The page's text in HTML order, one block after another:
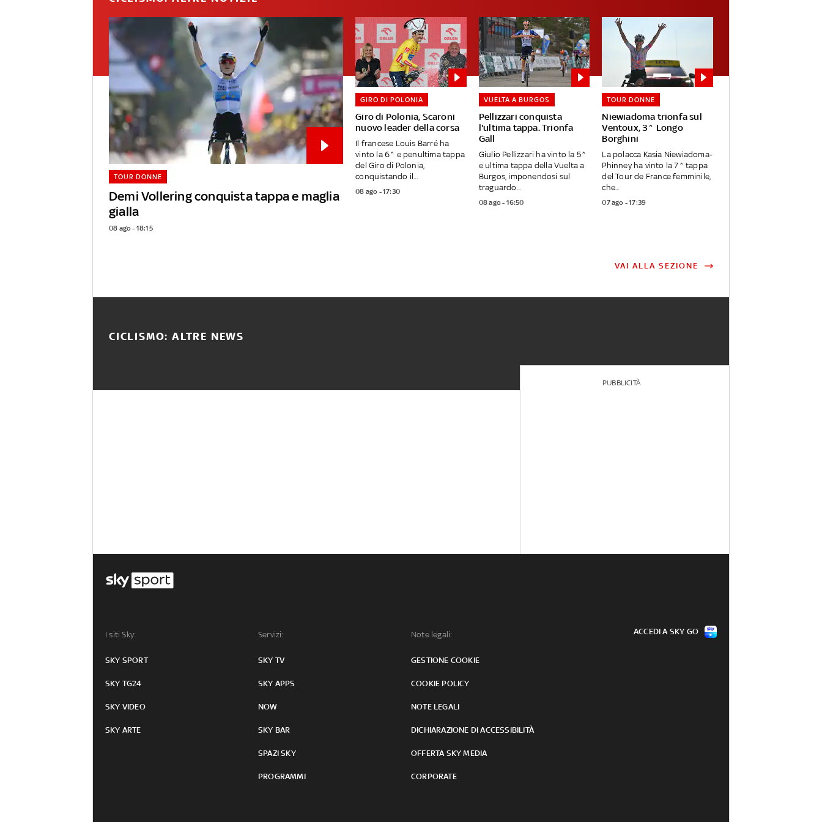
Demi Vollering conquista tappa e maglia
gialla
TOUR DONNE
08 ago - 18:15
Giro di Polonia, Scaroni
nuovo leader della corsa
GIRO DI POLONIA
Il francese Louis Barré ha
vinto la 6^ e penultima tappa
del Giro di Polonia,
conquistando il...
08 ago - 17:30
Pellizzari conquista
l'ultima tappa. Trionfa
Gall
VUELTA A BURGOS
Giulio Pellizzari ha vinto la 5^
e ultima tappa della Vuelta a
Burgos, imponendosi sul
traguardo...
08 ago - 16:50
Niewiadoma trionfa sul
Ventoux, 3^ Longo
Borghini
TOUR DONNE
La polacca Kasia Niewiadoma-
Phinney ha vinto la 7^ tappa
del Tour de France femminile,
che...
07 ago - 17:39
VAI ALLA SEZIONE
CICLISMO: ALTRE NEWS
PUBBLICITÀ
I siti Sky:
SKY SPORT
SKY TG24
SKY VIDEO
SKY ARTE
Servizi:
SKY TV
SKY APPS
NOW
SKY BAR
SPAZI SKY
PROGRAMMI
Note legali:
GESTIONE COOKIE
COOKIE POLICY
NOTE LEGALI
DICHIARAZIONE DI ACCESSIBILITÀ
OFFERTA SKY MEDIA
CORPORATE
ACCEDI A SKY GO